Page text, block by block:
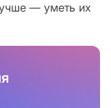
— уметь их